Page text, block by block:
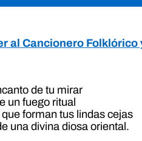
al Cancionero Folklórico
de tu mirar
un fuego ritual
forman tus lindas cejas
una divina diosa oriental.